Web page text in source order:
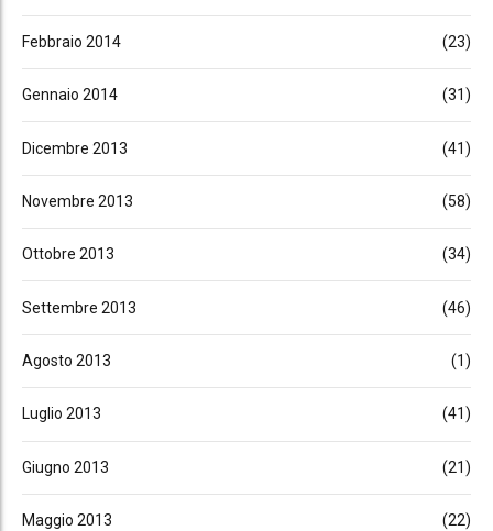
Febbraio 2014 (23)
Gennaio 2014 (31)
Dicembre 2013 (41)
Novembre 2013 (58)
Ottobre 2013 (34)
Settembre 2013 (46)
Agosto 2013 (1)
Luglio 2013 (41)
Giugno 2013 (21)
Maggio 2013 (22)